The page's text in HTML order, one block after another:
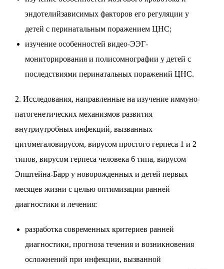
эндотелийзависимых факторов его регуляции у
детей с перинатальным поражением ЦНС;
изучение особенностей видео-ЭЭГ-
мониторирования и полисомнографии у детей с
последствиями перинатальных поражений ЦНС.
2. Исследования, направленные на изучение иммуно-
патогенетических механизмов развития
внутриутробных инфекций, вызванных
цитомегаловирусом, вирусом простого герпеса 1 и 2
типов, вирусом герпеса человека 6 типа, вирусом
Эпштейна-Барр у новорожденных и детей первых
месяцев жизни с целью оптимизации ранней
диагностики и лечения:
разработка современных критериев ранней
диагностики, прогноза течения и возникновения
осложнений при инфекции, вызванной